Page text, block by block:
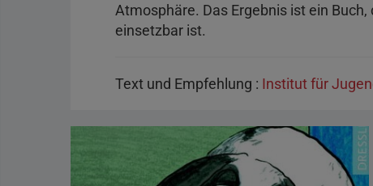
Atmosphäre. Das Ergebnis ist ein
einsetzbar ist.
Text und Empfehlung : Institut für